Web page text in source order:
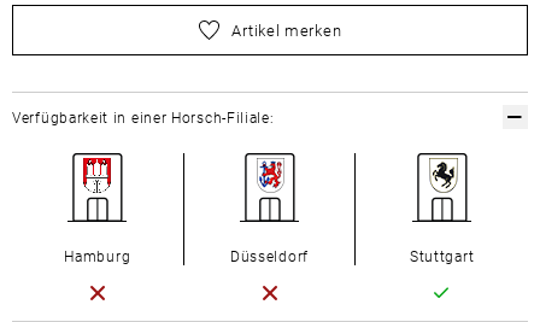
wählen Sie zuerst Ihre Größe aus
Artikel merken
Verfügbarkeit in einer Horsch-Filiale:
Hamburg Düsseldorf Stuttgart